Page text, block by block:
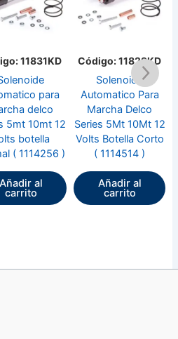
11829KD
Solenoide
Para
Delco
5Mt 10Mt 12
Botella Corto
1114514 )
Añadir al
carrito
Código: 11839KD
Solenoide
automatico para
marcha delco
series 40mt 50mt
12 volts ( 1115502
)
Añadir al
carrito